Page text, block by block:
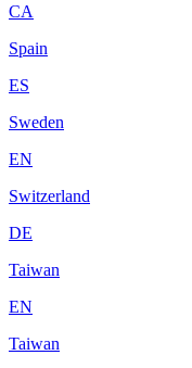
CA
Spain
ES
Sweden
EN
Switzerland
DE
Taiwan
EN
Taiwan